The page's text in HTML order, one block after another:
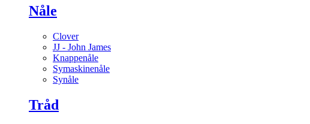
Nåle
Clover
JJ - John James
Knappenåle
Symaskinenåle
Synåle
Tråd